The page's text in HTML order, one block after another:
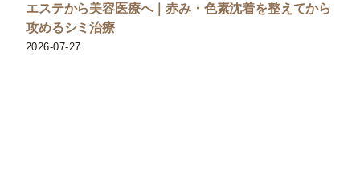
エステから美容医療へ｜赤み・色素沈着を整えてから
攻めるシミ治療
2026-07-27